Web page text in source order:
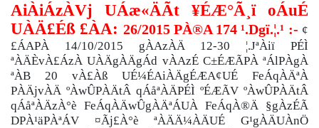
AiÀiÁzÀVj UÁæ«ÄÃt ¥ÉÆ°Ã¸ï oÁuÉ
UÀÄ£Éß £ÀA: 26/2015 PÀ®A 174 ¹.Dgï.¦.¹ :- ¢
£ÁAPÀ 14/10/2015 gÀAzÀÄ 12-30 ¦.JªÀiï PÉÌ
ªÀÄÈvÀ£ÁzÀUÀÄgÀÄgÁd vÀAzÉ C±ÉÆÃPÀ ªÁlPÀgÀ
ªÀB 20 vÀ£Àß UÉ¼ÉAiÀÄgÉÆA¢UÉ FeÁqÀÄªÀ
PÀÄjvÀÄ ºÀwÛPÀÄtÂ qÁåªÀÄPÉÌ ºÉÆÃV ºÀwÛPÀÄtÂ
qÁåªÀÄzÀ°è FeÁqÀÄwÛgÀÄªÁUÀ FeÁqÀ®Ä §gÀzÉÃ
DPÀ¹äPÀªÁV ¤Ãj£À°è ªÀÄÄ¼ÀÄUÉ G¹gÀÄUÀnÖ